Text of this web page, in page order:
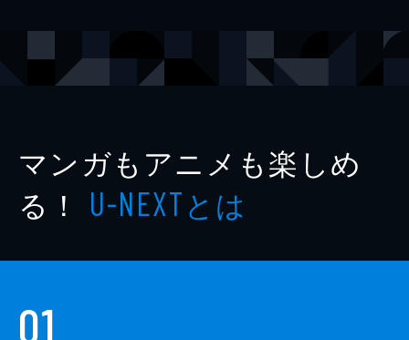
マンガもアニメも楽しめ
る！ U-NEXTとは
01